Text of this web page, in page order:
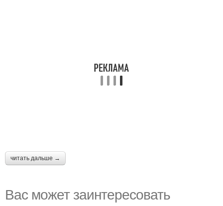
читать дальше →
Вас может заинтересовать